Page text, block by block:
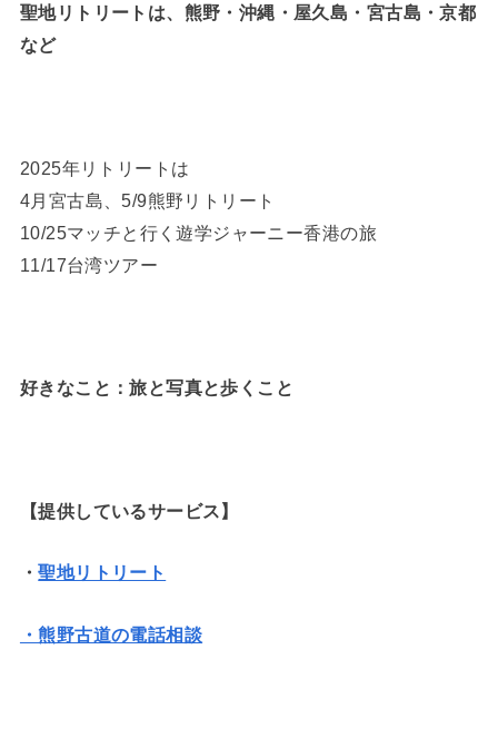
聖地リトリートは、熊野・沖縄・屋久島・宮古島・京都
など
2025年リトリートは
4月宮古島、5/9熊野リトリート
10/25マッチと行く遊学ジャーニー香港の旅
11/17台湾ツアー
好きなこと：旅と写真と歩くこと
【提供しているサービス】
・聖地リトリート
・熊野古道の電話相談